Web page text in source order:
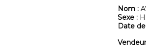
Nom :
Sexe : H.
Date